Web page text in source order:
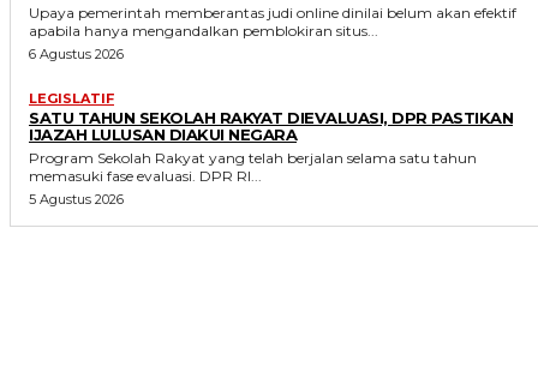
Upaya pemerintah memberantas judi online dinilai belum akan efektif
apabila hanya mengandalkan pemblokiran situs...
6 Agustus 2026
LEGISLATIF
SATU TAHUN SEKOLAH RAKYAT DIEVALUASI, DPR PASTIKAN
IJAZAH LULUSAN DIAKUI NEGARA
Program Sekolah Rakyat yang telah berjalan selama satu tahun
memasuki fase evaluasi. DPR RI...
5 Agustus 2026